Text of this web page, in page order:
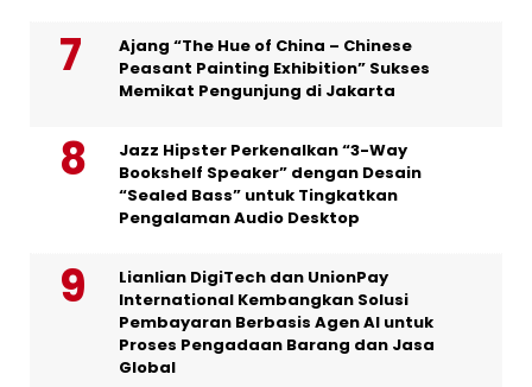
Ajang “The Hue of China – Chinese
Peasant Painting Exhibition” Sukses
Memikat Pengunjung di Jakarta
Jazz Hipster Perkenalkan “3-Way
Bookshelf Speaker” dengan Desain
“Sealed Bass” untuk Tingkatkan
Pengalaman Audio Desktop
Lianlian DigiTech dan UnionPay
International Kembangkan Solusi
Pembayaran Berbasis Agen AI untuk
Proses Pengadaan Barang dan Jasa
Global